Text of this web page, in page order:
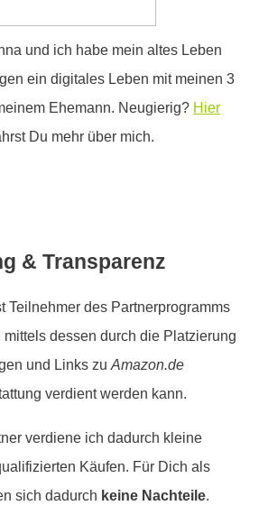
und ich habe mein altes Leben
ein digitales Leben mit meinen 3
Ehemann. Neugierig? Hier
Du mehr über mich.
& Transparenz
Teilnehmer des Partnerprogramms
mittels dessen durch die Platzierung
und Links zuAmazon.de
verdient werden kann.
verdiene ich dadurch kleine
Käufen. Für Dich als
sich dadurch keine Nachteile